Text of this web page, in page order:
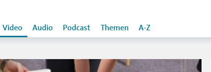
Video Audio Podcast Themen A-Z